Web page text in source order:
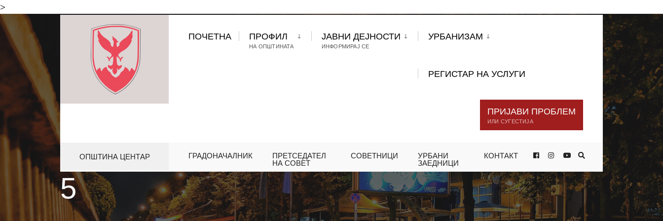
>
ПОЧЕТНА ПРОФИЛ
НА ОПШТИНАТА
ЈАВНИ ДЕЈНОСТИ
ИНФОРМИРАЈ СЕ
УРБАНИЗАМ
РЕГИСТАР НА УСЛУГИ
ПРИЈАВИ ПРОБЛЕМ
ИЛИ СУГЕСТИЈА
ОПШТИНА ЦЕНТАР ГРАДОНАЧАЛНИК
ПРЕТСЕДАТЕЛ
НА СОВЕТ
СОВЕТНИЦИ
УРБАНИ
ЗАЕДНИЦИ
КОНТАКТ
HOME 5
5